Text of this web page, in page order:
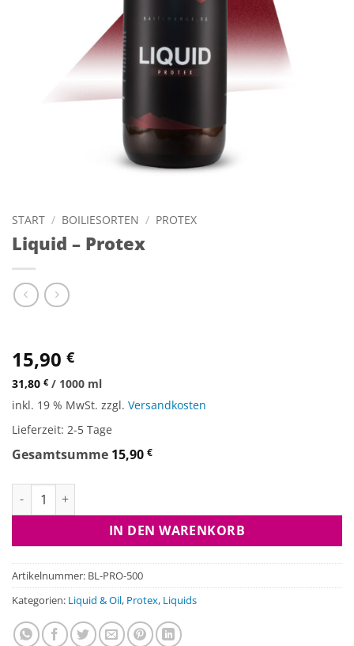
START / BOILIESORTEN / PROTEX
Liquid – Protex
15,90 €
31,80 € / 1000 ml
inkl. 19 % MwSt. zzgl. Versandkosten
Lieferzeit: 2-5 Tage
Gesamtsumme 15,90 €
Liquid - Protex Menge
IN DEN WARENKORB
Artikelnummer: BL-PRO-500
Kategorien: Liquid & Oil, Protex, Liquids